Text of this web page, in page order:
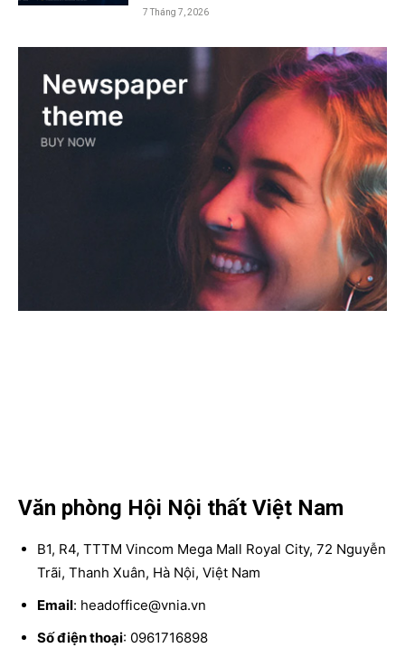
7 Tháng 7, 2026
Văn phòng Hội Nội thất Việt Nam
B1, R4, TTTM Vincom Mega Mall Royal City, 72 Nguyễn
Trãi, Thanh Xuân, Hà Nội, Việt Nam
Email: headoffice@vnia.vn
Số điện thoại: 0961716898